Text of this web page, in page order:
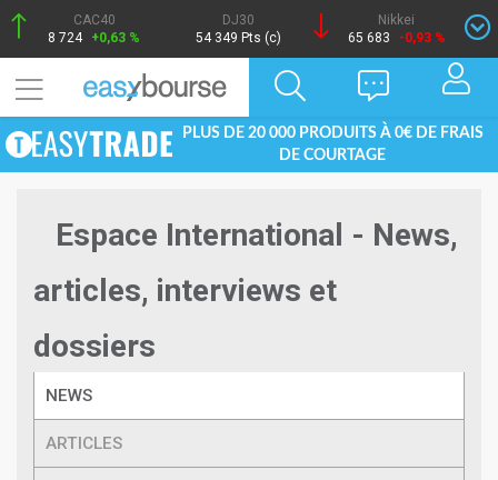
CAC40
8 724 +0,63 %
DJ30
54 349 Pts (c)
Nikkei
65 683
-0,93 %
PLUS DE 20 000 PRODUITS À 0€ DE FRAIS
DE COURTAGE
Espace International - News,
articles, interviews et
dossiers
NEWS
ARTICLES